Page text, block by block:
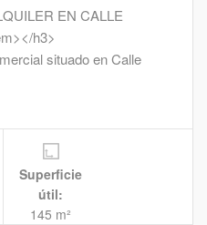
EN CALLE
h3>
situado en Calle
Superficie
útil:
145 m²